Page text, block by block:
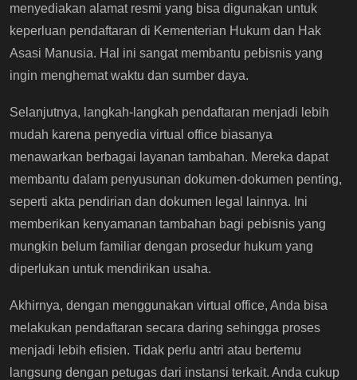
menyediakan alamat resmi yang bisa digunakan untuk
keperluan pendaftaran di Kementerian Hukum dan Hak
Asasi Manusia. Hal ini sangat membantu pebisnis yang
ingin menghemat waktu dan sumber daya.
Selanjutnya, langkah-langkah pendaftaran menjadi lebih
mudah karena penyedia virtual office biasanya
menawarkan berbagai layanan tambahan. Mereka dapat
membantu dalam penyusunan dokumen-dokumen penting,
seperti akta pendirian dan dokumen legal lainnya. Ini
memberikan kenyamanan tambahan bagi pebisnis yang
mungkin belum familiar dengan prosedur hukum yang
diperlukan untuk mendirikan usaha.
Akhirnya, dengan menggunakan virtual office, Anda bisa
melakukan pendaftaran secara daring sehingga proses
menjadi lebih efisien. Tidak perlu antri atau bertemu
langsung dengan petugas dari instansi terkait. Anda cukup